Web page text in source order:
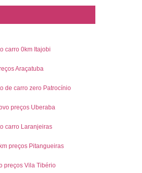
de Veículo
Cravinhos
Zero
Veículos
Veículo Zero
Preço
Valor
Mercosul
carro 0km Itajobi
Araçatuba
de carro zero Patrocínio
preços Uberaba
carro Laranjeiras
preços Pitangueiras
preços Vila Tibério